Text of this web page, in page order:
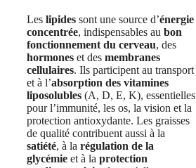
Les lipides sont une source d’énergie
concentrée, indispensables au bon
fonctionnement du cerveau, des
hormones et des membranes
cellulaires. Ils participent au transport
et à l’absorption des vitamines
liposolubles (A, D, E, K), essentielles
pour l’immunité, les os, la vision et la
protection antioxydante. Les graisses
de qualité contribuent aussi à la
satiété, à la régulation de la
glycémie et à la protection